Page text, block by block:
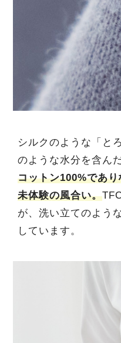
シルクのような「と
のような水分を含ん
コットン100%であ
未体験の風合い。
が、洗い立てのよう
しています。